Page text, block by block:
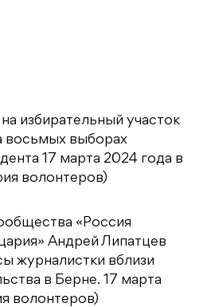
избирательный участок
восьмых выборах
17 марта 2024 года в
волонтеров)
«Россия
Андрей Липатцев
журналистки вблизи
в Берне. 17 марта
волонтеров)